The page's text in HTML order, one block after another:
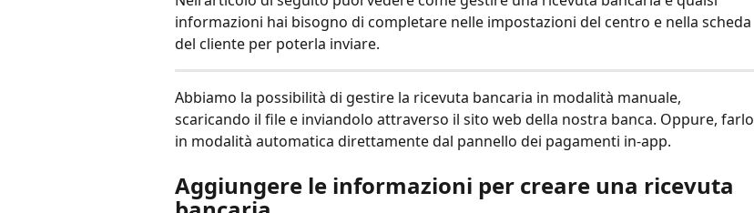
informazioni hai bisogno di completare nelle impostazioni del centro e nella scheda
del cliente per poterla inviare.
Abbiamo la possibilità di gestire la ricevuta bancaria in modalità manuale,
scaricando il file e inviandolo attraverso il sito web della nostra banca. Oppure, farlo
in modalità automatica direttamente dal pannello dei pagamenti in-app.
Aggiungere le informazioni per creare una ricevuta